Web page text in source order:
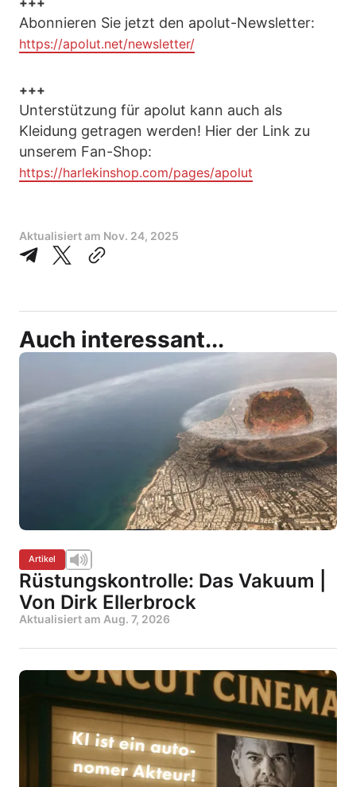
Abonnieren Sie jetzt den apolut-Newsletter:
https://apolut.net/newsletter/
+++
Unterstützung für apolut kann auch als
Kleidung getragen werden! Hier der Link zu
unserem Fan-Shop:
https://harlekinshop.com/pages/apolut
Aktualisiert am Nov. 24, 2025
Auch interessant...
Artikel
Rüstungskontrolle: Das Vakuum |
Von Dirk Ellerbrock
Aktualisiert am Aug. 7, 2026